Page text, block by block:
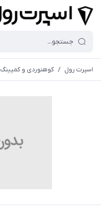
اسپرت رول / کوهنوردی و کمپینگ